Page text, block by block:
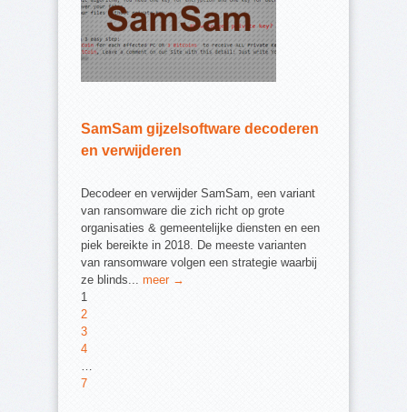
SamSam gijzelsoftware decoderen
en verwijderen
Decodeer en verwijder SamSam, een variant
van ransomware die zich richt op grote
organisaties & gemeentelijke diensten en een
piek bereikte in 2018. De meeste varianten
van ransomware volgen een strategie waarbij
ze blinds... meer →
1
2
3
4
7